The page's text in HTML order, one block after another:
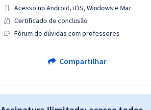
Acesso no Android, iOS, Windows e Mac
Certificado de conclusão
Fórum de dúvidas com professores
Compartilhar